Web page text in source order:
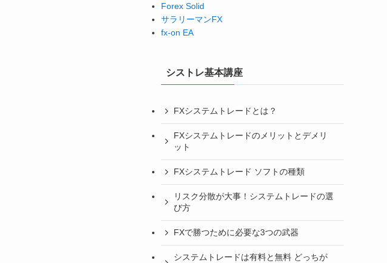
Forex Solid
サラリーマンFX
fx-on EA
シストレ基本講座
FXシステムトレードとは？
FXシステムトレードのメリットとデメリ
ット
FXシステムトレード ソフトの種類
リスク分散が大事！システムトレードの選
び方
FXで勝つために必要な3つの武器
システムトレードは有料と無料 どっちが